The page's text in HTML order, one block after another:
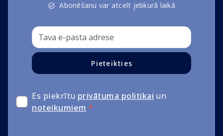
Abonēšanu var atcelt jebkurā laikā
Pieteikties
Es piekrītu privātuma politikai un
noteikumiem *